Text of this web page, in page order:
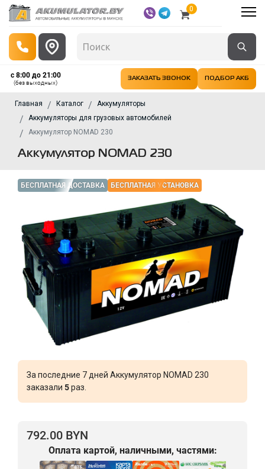
0
с 8:00 до 21:00
(без выходных)
ЗАКАЗАТЬ ЗВОНОК ПОДБОР АКБ
Главная Каталог
Аккумуляторы
Аккумуляторы для грузовых автомобилей
Аккумулятор NOMAD 230
Аккумулятор NOMAD 230
БЕСПЛАТНАЯ ДОСТАВКА БЕСПЛАТНАЯ УСТАНОВКА
За последние 7 дней Аккумулятор NOMAD 230
заказали 5раз.
792.00 BYN
Оплата картой, наличными, частями: